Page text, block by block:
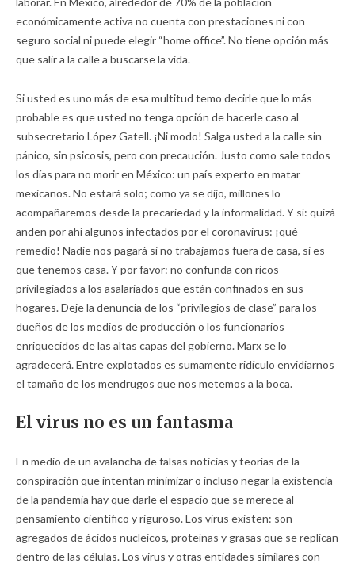
económicamente activa no cuenta con prestaciones ni con
seguro social ni puede elegir “home office”. No tiene opción más
que salir a la calle a buscarse la vida.
Si usted es uno más de esa multitud temo decirle que lo más
probable es que usted no tenga opción de hacerle caso al
subsecretario López Gatell. ¡Ni modo! Salga usted a la calle sin
pánico, sin psicosis, pero con precaución. Justo como sale todos
los días para no morir en México: un país experto en matar
mexicanos. No estará solo; como ya se dijo, millones lo
acompañaremos desde la precariedad y la informalidad. Y sí: quizá
anden por ahí algunos infectados por el coronavirus: ¡qué
remedio! Nadie nos pagará si no trabajamos fuera de casa, si es
que tenemos casa. Y por favor: no confunda con ricos
privilegiados a los asalariados que están confinados en sus
hogares. Deje la denuncia de los “privilegios de clase” para los
dueños de los medios de producción o los funcionarios
enriquecidos de las altas capas del gobierno. Marx se lo
agradecerá. Entre explotados es sumamente ridículo envidiarnos
el tamaño de los mendrugos que nos metemos a la boca.
El virus no es un fantasma
En medio de un avalancha de falsas noticias y teorías de la
conspiración que intentan minimizar o incluso negar la existencia
de la pandemia hay que darle el espacio que se merece al
pensamiento científico y riguroso. Los virus existen: son
agregados de ácidos nucleicos, proteínas y grasas que se replican
dentro de las células. Los virus y otras entidades similares con